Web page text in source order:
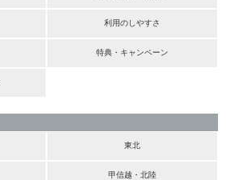
利用のしやすさ
特典・キャンペーン
東北
甲信越・北陸